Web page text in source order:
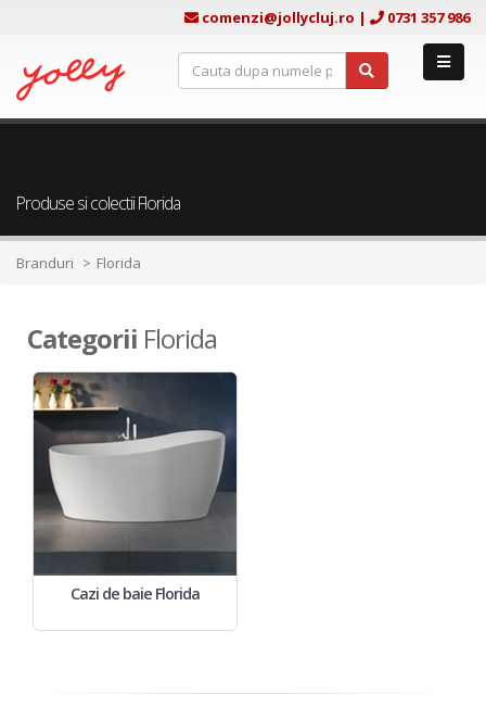
comenzi@jollycluj.ro | 0731 357 986
Produse si colectii Florida
Branduri Florida
Categorii Florida
Cazi de baie Florida